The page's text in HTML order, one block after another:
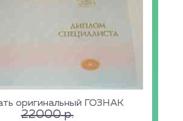
оригинальный ГОЗНАК
22000р.